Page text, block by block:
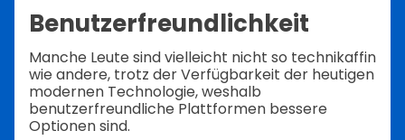
Benutzerfreundlichkeit
Manche Leute sind vielleicht nicht so technikaffin
wie andere, trotz der Verfügbarkeit der heutigen
modernen Technologie, weshalb
benutzerfreundliche Plattformen bessere
Optionen sind.